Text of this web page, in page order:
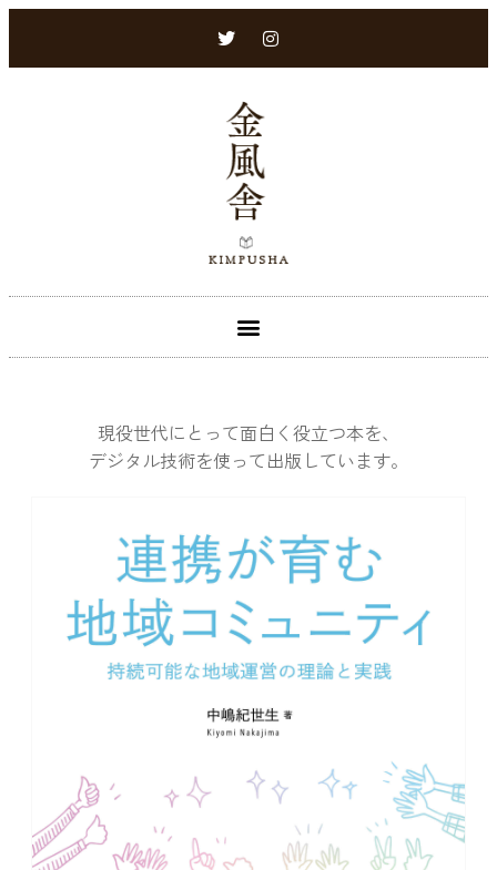
現役世代にとって面白く役立つ本を、
デジタル技術を使って出版しています。